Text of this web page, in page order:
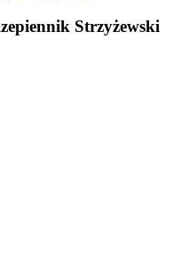
Strzyżewski